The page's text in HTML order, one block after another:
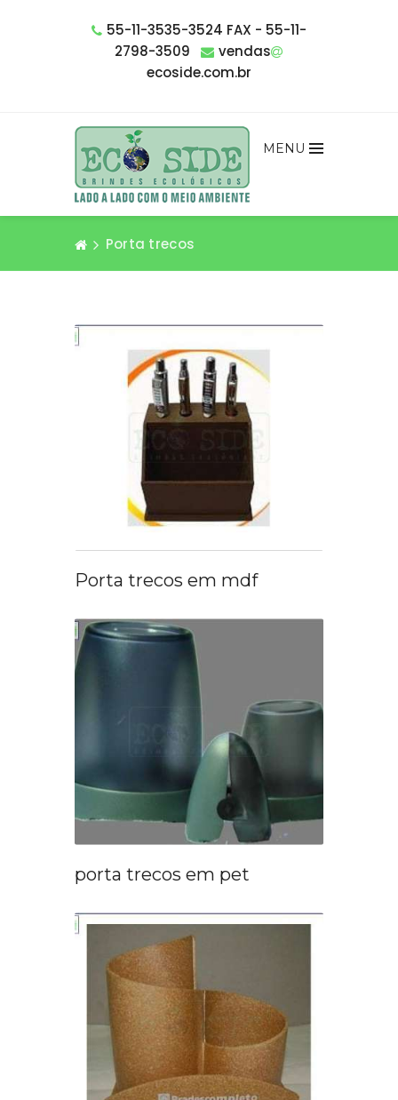
55-11-3535-3524 FAX - 55-11-
2798-3509
vendas
ecoside.com.br
MENU
Porta trecos
Porta trecos em mdf
porta trecos em pet